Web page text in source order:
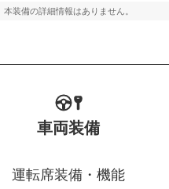
本装備の詳細情報はありません。
車両装備
運転席装備・機能